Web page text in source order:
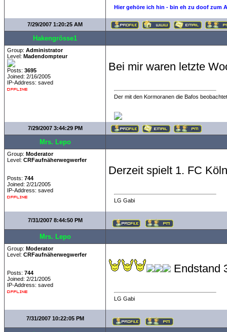
Hier gehöre ich hin - bin eh zu doof zum
7/29/2007 1:20:25 AM
Hakengrösse1
Group: Administrator
Level: Madendompteur
Posts: 3695
Joined: 2/16/2005
IP-Address: saved
Bei mir waren letzte
Der mit den Kormoranen die Bafos
7/29/2007 3:44:29 PM
Mrs. Lepo
Group: Moderator
Level: CRFaufnäherwegwerfer
Posts: 744
Joined: 2/21/2005
IP-Address: saved
Derzeit spielt 1. FC
LG Gabi
7/31/2007 8:44:50 PM
Mrs. Lepo
Group: Moderator
Level: CRFaufnäherwegwerfer
Posts: 744
Joined: 2/21/2005
IP-Address: saved
Endstand
LG Gabi
7/31/2007 10:22:05 PM